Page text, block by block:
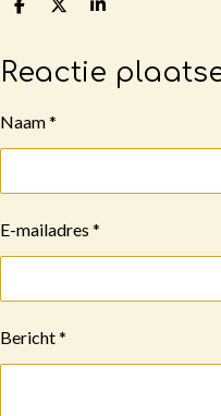
D
e
n
D
l
S
r
e
Reactie
Naam *
E-mailadres *
Bericht *